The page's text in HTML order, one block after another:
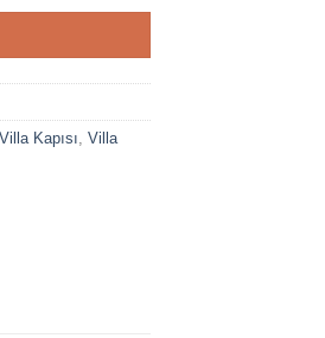
Villa Kapısı, Villa